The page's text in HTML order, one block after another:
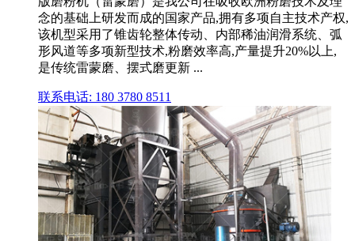
念的基础上研发而成的国家产品,拥有多项自主技术产权,
该机型采用了锥齿轮整体传动、内部稀油润滑系统、弧
形风道等多项新型技术,粉磨效率高,产量提升20%以上,
是传统雷蒙磨、摆式磨更新 ...
联系电话: 180 3780 8511